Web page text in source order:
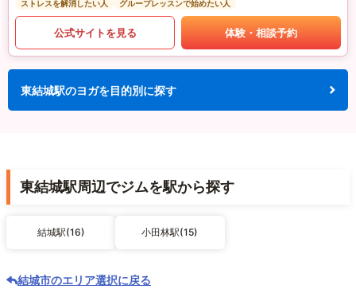
ストレスを解消したい人
グループレッスンで始めたい人
公式サイトを見る 体験・相談予約
東結城駅のヨガを目的別に探す
東結城駅周辺でジムを駅から探す
結城駅(16) 小田林駅(15)
結城市のエリア選択に戻る